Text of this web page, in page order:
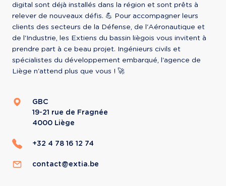
digital sont déjà installés dans la région et sont prêts à
relever de nouveaux défis. 💪 Pour accompagner leurs
clients des secteurs de la Défense, de l'Aéronautique et
de l'Industrie, les Extiens du bassin liègois vous invitent à
prendre part à ce beau projet. Ingénieurs civils et
spécialistes du développement embarqué, l'agence de
Liège n'attend plus que vous ! 🚀
GBC
19-21 rue de Fragnée
4000 Liège
+32 4 78 16 12 74
contact@extia.be